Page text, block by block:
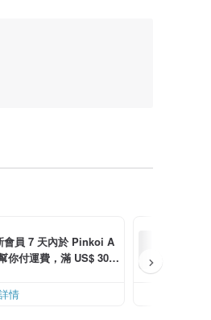
會員 7 天內於 Pinkoi A
你付運費，滿 US$ 30.0
情